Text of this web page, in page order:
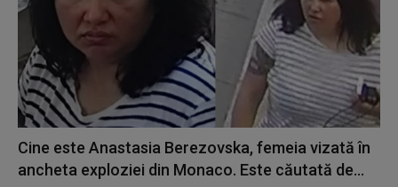
Cine este Anastasia Berezovska, femeia vizată în
ancheta exploziei din Monaco. Este căutată de...